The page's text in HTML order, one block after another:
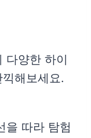
다양한 하이
해보세요.
을 따라 탐험